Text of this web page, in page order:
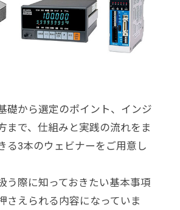
礎から選定のポイント、インジ
まで、仕組みと実践の流れをま
る3本のウェビナーをご用意し
う際に知っておきたい基本事項
さえられる内容になっていま